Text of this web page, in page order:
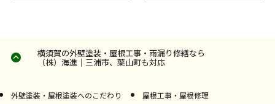
横須賀の外壁塗装・屋根工事・雨漏り修繕なら
（株）海進｜三浦市、葉山町も対応
外壁塗装・屋根塗装へのこだわり
屋根工事・屋根修理